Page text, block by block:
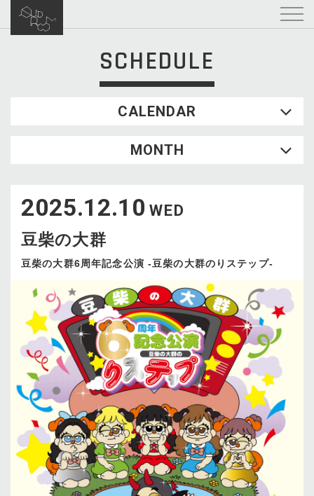
SCHEDULE
CALENDAR
WED
2
3 4 5
16
17
23
24 25 26 27 28
29
30
31
MONTH
2025.12.10 WED
豆柴の大群
豆柴の大群6周年記念公演 -豆柴の大群のりステップ-